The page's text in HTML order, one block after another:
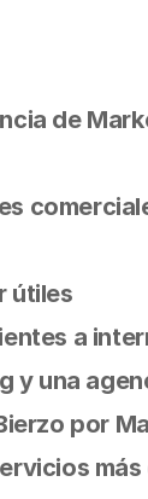
de
útiles
a
y una
por